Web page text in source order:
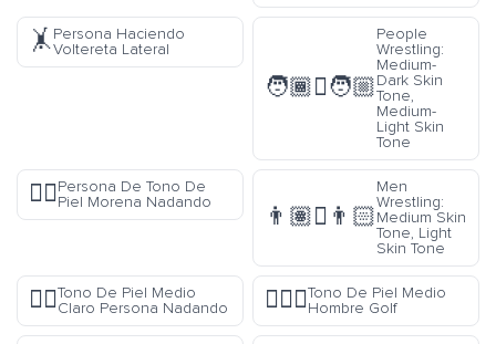
🤸Persona Haciendo
Voltereta Lateral
🧑🏾‍🫯‍🧑🏼
People
Wrestling:
Medium-
Dark Skin
Tone,
Medium-
Light Skin
Tone
🏊🏿Persona De Tono De
Piel Morena Nadando
👨🏽‍🫯‍👨🏻
Men
Wrestling:
Medium Skin
Tone, Light
Skin Tone
🏊🏼Tono De Piel Medio
Claro Persona Nadando
🏌🏽‍♂️Tono De Piel Medio
Hombre Golf